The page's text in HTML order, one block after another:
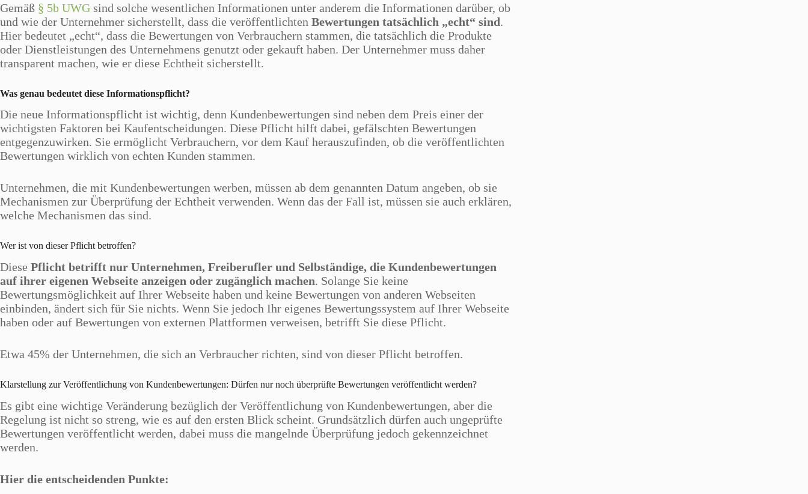
Gemäß § 5b UWG sind solche wesentlichen Informationen unter anderem die Informationen darüber, ob
und wie der Unternehmer sicherstellt, dass die veröffentlichten Bewertungen tatsächlich „echt“ sind.
Hier bedeutet „echt“, dass die Bewertungen von Verbrauchern stammen, die tatsächlich die Produkte
oder Dienstleistungen des Unternehmens genutzt oder gekauft haben. Der Unternehmer muss daher
transparent machen, wie er diese Echtheit sicherstellt.
Was genau bedeutet diese Informationspflicht?
Die neue Informationspflicht ist wichtig, denn Kundenbewertungen sind neben dem Preis einer der
wichtigsten Faktoren bei Kaufentscheidungen. Diese Pflicht hilft dabei, gefälschten Bewertungen
entgegenzuwirken. Sie ermöglicht Verbrauchern, vor dem Kauf herauszufinden, ob die veröffentlichten
Bewertungen wirklich von echten Kunden stammen.
Unternehmen, die mit Kundenbewertungen werben, müssen ab dem genannten Datum angeben, ob sie
Mechanismen zur Überprüfung der Echtheit verwenden. Wenn das der Fall ist, müssen sie auch erklären,
welche Mechanismen das sind.
Wer ist von dieser Pflicht betroffen?
Diese Pflicht betrifft nur Unternehmen, Freiberufler und Selbständige, die Kundenbewertungen
auf ihrer eigenen Webseite anzeigen oder zugänglich machen. Solange Sie keine
Bewertungsmöglichkeit auf Ihrer Webseite haben und keine Bewertungen von anderen Webseiten
einbinden, ändert sich für Sie nichts. Wenn Sie jedoch Ihr eigenes Bewertungssystem auf Ihrer Webseite
haben oder auf Bewertungen von externen Plattformen verweisen, betrifft Sie diese Pflicht.
Etwa 45% der Unternehmen, die sich an Verbraucher richten, sind von dieser Pflicht betroffen.
Klarstellung zur Veröffentlichung von Kundenbewertungen: Dürfen nur noch überprüfte Bewertungen veröffentlicht werden?
Es gibt eine wichtige Veränderung bezüglich der Veröffentlichung von Kundenbewertungen, aber die
Regelung ist nicht so streng, wie es auf den ersten Blick scheint. Grundsätzlich dürfen auch ungeprüfte
Bewertungen veröffentlicht werden, dabei muss die mangelnde Überprüfung jedoch gekennzeichnet
werden.
Hier die entscheidenden Punkte: